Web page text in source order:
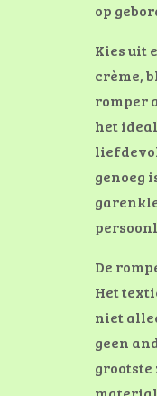
op
Kies uit
crème,
romper
het
genoeg
De
Het
niet
geen